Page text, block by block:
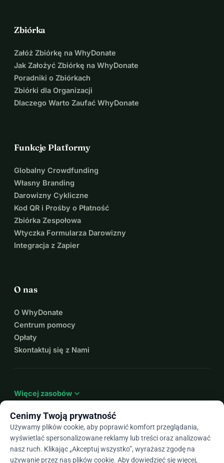
Zbiórka
Załóż Zbiórkę na WhyDonate
Jak Założyć Zbiórkę na WhyDonate
Poradniki o Zbiórkach
Zbiórki dla Organizacji
Dlaczego Warto Zaufać WhyDonate
Funkcje Platformy
Globalny Crowdfunding
Własny Branding
Darowizny Cykliczne
Kod QR i Prośby o Płatność
Zbiórka Zespołowa
Wtyczka Formularza Darowizny
Integracja z Zapier
O nas
O WhyDonate
Centrum pomocy
Opłaty
Skontaktuj się z Nami
Więcej zasobów expand_more
Plarrow_drop_down
Cenimy Twoją prywatność
Używamy plików cookie, aby poprawić komfort przeglądania,
wyświetlać spersonalizowane reklamy lub treści oraz analizować
nasz ruch. Klikając „Akceptuj wszystko”, wyrażasz zgodę na
używanie przez nas plików cookie. Aby dowiedzieć się więcej,